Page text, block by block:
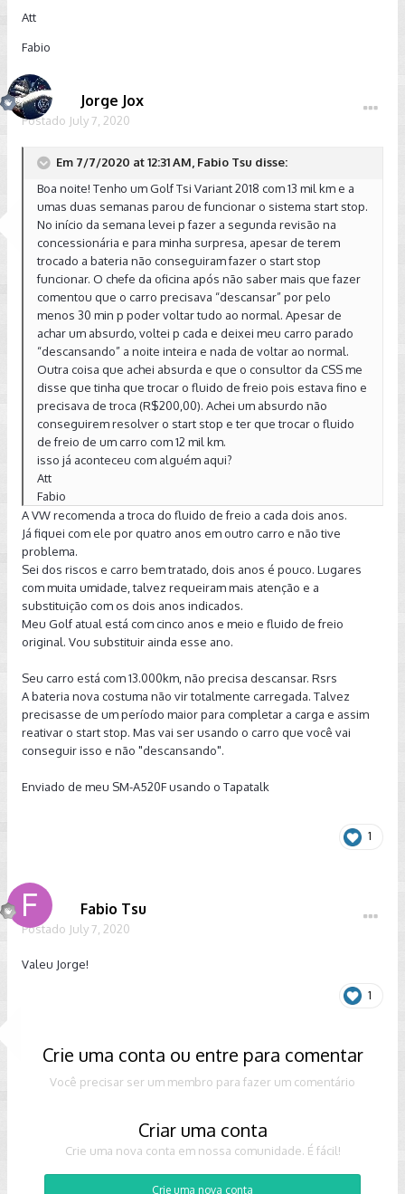
Att
Fabio
Jorge Jox
Postado July 7, 2020
Em 7/7/2020 at 12:31 AM, Fabio Tsu disse:
Boa noite! Tenho um Golf Tsi Variant 2018 com 13 mil km e a
umas duas semanas parou de funcionar o sistema start stop.
No início da semana levei p fazer a segunda revisão na
concessionária e para minha surpresa, apesar de terem
trocado a bateria não conseguiram fazer o start stop
funcionar. O chefe da oficina após não saber mais que fazer
comentou que o carro precisava “descansar” por pelo
menos 30 min p poder voltar tudo ao normal. Apesar de
achar um absurdo, voltei p cada e deixei meu carro parado
“descansando” a noite inteira e nada de voltar ao normal.
Outra coisa que achei absurda e que o consultor da CSS me
disse que tinha que trocar o fluido de freio pois estava fino e
precisava de troca (R$200,00). Achei um absurdo não
conseguirem resolver o start stop e ter que trocar o fluido
de freio de um carro com 12 mil km.
isso já aconteceu com alguém aqui?
Att
Fabio
A VW recomenda a troca do fluido de freio a cada dois anos.
Já fiquei com ele por quatro anos em outro carro e não tive
problema.
Sei dos riscos e carro bem tratado, dois anos é pouco. Lugares
com muita umidade, talvez requeiram mais atenção e a
substituição com os dois anos indicados.
Meu Golf atual está com cinco anos e meio e fluido de freio
original. Vou substituir ainda esse ano.
Seu carro está com 13.000km, não precisa descansar. Rsrs
A bateria nova costuma não vir totalmente carregada. Talvez
precisasse de um período maior para completar a carga e assim
reativar o start stop. Mas vai ser usando o carro que você vai
conseguir isso e não "descansando".
Enviado de meu SM-A520F usando o Tapatalk
1
Fabio Tsu
Postado July 7, 2020
Valeu Jorge!
1
Crie uma conta ou entre para comentar
Você precisar ser um membro para fazer um comentário
Criar uma conta
Crie uma nova conta em nossa comunidade. É fácil!
Crie uma nova conta